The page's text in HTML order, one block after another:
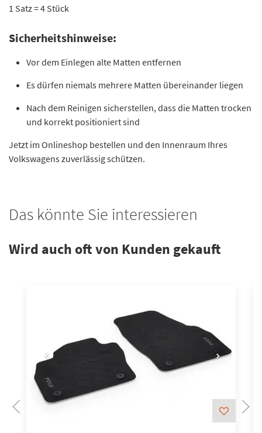
1 Satz = 4 Stück
Sicherheitshinweise:
Vor dem Einlegen alte Matten entfernen
Es dürfen niemals mehrere Matten übereinander liegen
Nach dem Reinigen sicherstellen, dass die Matten trocken
und korrekt positioniert sind
Jetzt im Onlineshop bestellen und den Innenraum Ihres
Volkswagens zuverlässig schützen.
Das könnte Sie interessieren
Wird auch oft von Kunden gekauft